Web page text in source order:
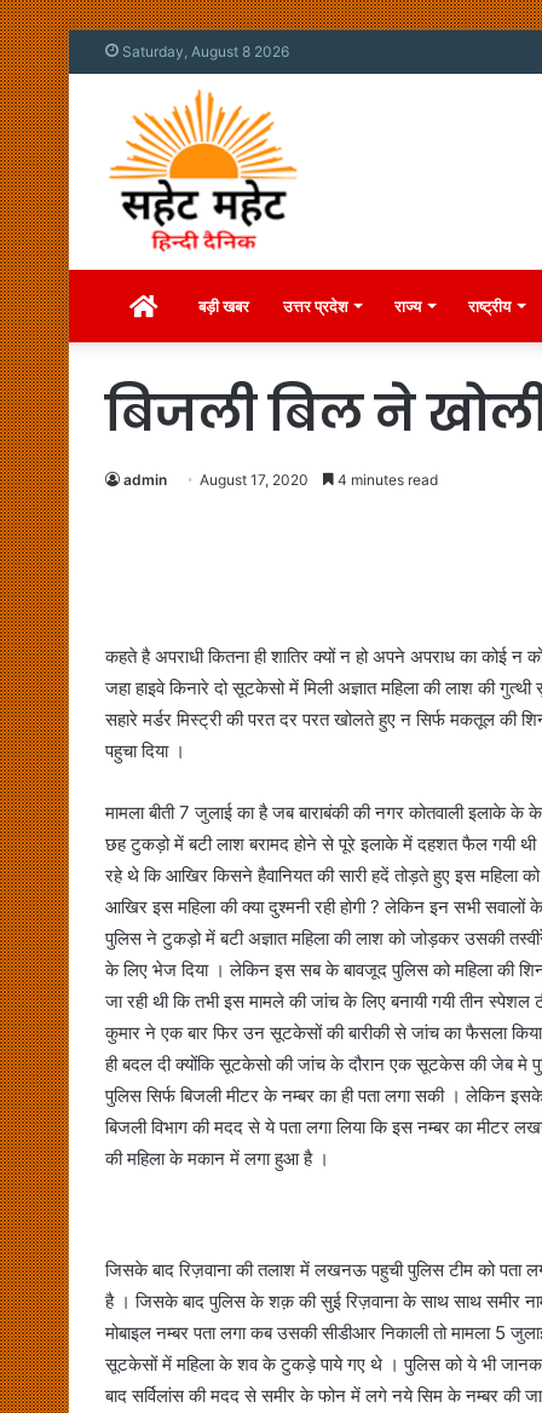
Saturday, August 8 2026
Homeबड़ी खबर उत्तर प्रदेश राज्य राष्ट्रीय
बिजली बिल ने
admin August 17, 2020 4 minutes read
कहते है अपराधी कितना ही शातिर क्यों न हो अपने अपराध का कोई न
जहा हाइवे किनारे दो सूटकेसो में मिली अज्ञात महिला की लाश की
सहारे मर्डर मिस्ट्री की परत दर परत खोलते हुए न सिर्फ मकतूल की
पहुचा दिया ।
मामला बीती 7 जुलाई का है जब बाराबंकी की नगर कोतवाली इलाके
छह टुकड़ो में बटी लाश बरामद होने से पूरे इलाके में दहशत फैल गयी
रहे थे कि आखिर किसने हैवानियत की सारी हदें तोड़ते हुए इस
आखिर इस महिला की क्या दुश्मनी रही होगी ? लेकिन इन सभी
पुलिस ने टुकड़ो में बटी अज्ञात महिला की लाश को जोड़कर उसकी
के लिए भेज दिया । लेकिन इस सब के बावजूद पुलिस को महिला की
जा रही थी कि तभी इस मामले की जांच के लिए बनायी गयी तीन
कुमार ने एक बार फिर उन सूटकेसों की बारीकी से जांच का फैसला
ही बदल दी क्योंकि सूटकेसो की जांच के दौरान एक सूटकेस की जेब मे
पुलिस सिर्फ बिजली मीटर के नम्बर का ही पता लगा सकी । लेकिन
बिजली विभाग की मदद से ये पता लगा लिया कि इस नम्बर का मीटर
की महिला के मकान में लगा हुआ है ।
जिसके बाद रिज़वाना की तलाश में लखनऊ पहुची पुलिस टीम को पता
है । जिसके बाद पुलिस के शक़ की सुई रिज़वाना के साथ साथ समीर
मोबाइल नम्बर पता लगा कब उसकी सीडीआर निकाली तो मामला 5
सूटकेसों में महिला के शव के टुकड़े पाये गए थे । पुलिस को ये भी
बाद सर्विलांस की मदद से समीर के फोन में लगे नये सिम के नम्बर